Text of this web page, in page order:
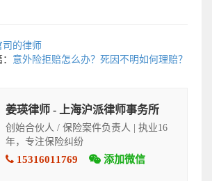
司的律师
意外险拒赔怎么办？死因不明如何理赔？
姜瑛律师 - 上海沪派律师事务所
创始合伙人 / 保险案件负责人 | 执业16
年，专注保险纠纷
15316011769 添加微信